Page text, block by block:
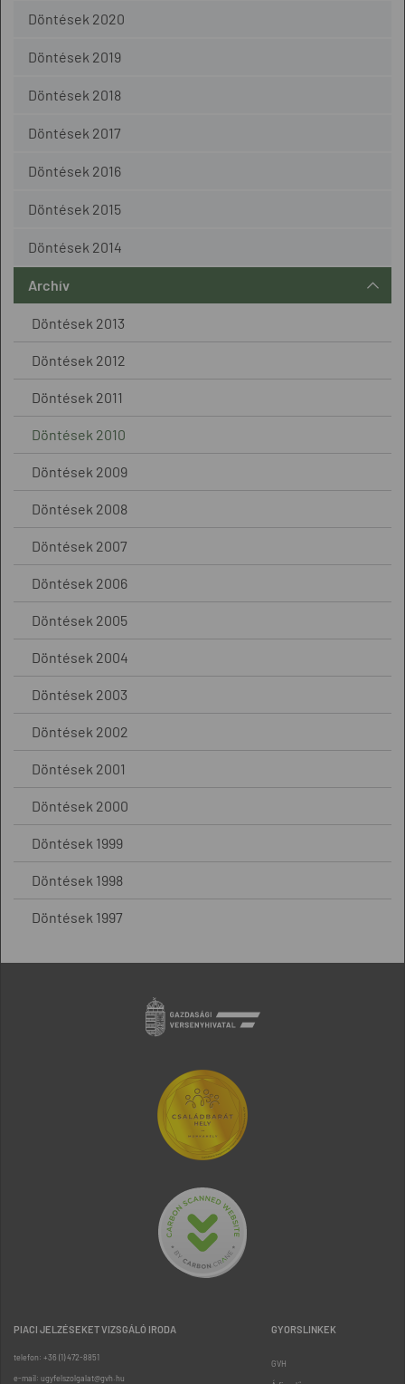
Döntések 2020
Döntések 2019
Döntések 2018
Döntések 2017
Döntések 2016
Döntések 2015
Döntések 2014
Archív
Döntések 2013
Döntések 2012
Döntések 2011
Döntések 2010
Döntések 2009
Döntések 2008
Döntések 2007
Döntések 2006
Döntések 2005
Döntések 2004
Döntések 2003
Döntések 2002
Döntések 2001
Döntések 2000
Döntések 1999
Döntések 1998
Döntések 1997
PIACI JELZÉSEKET VIZSGÁLÓ IRODA
telefon: +36 (1) 472-8851
e-mail: ugyfelszolgalat@gvh.hu
GYORSLINKEK
GVH